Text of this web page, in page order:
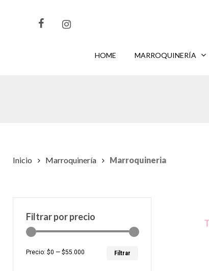
HOME MARROQUINERÍA
Inicio Marroquinería Marroquineria
Filtrar por precio
Filtrar
Precio: $0 — $55.000